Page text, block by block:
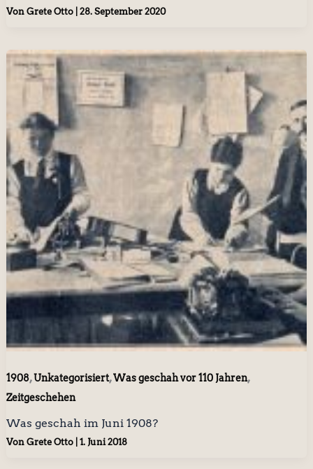
Von Grete Otto 28. September 2020
1908,Unkategorisiert,Was geschah vor 110 Jahren,
Zeitgeschehen
Was geschah im Juni 1908?
Von Grete Otto 1. Juni 2018